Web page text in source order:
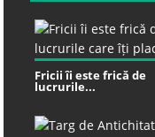
Fricii îi este frică de
lucrurile...